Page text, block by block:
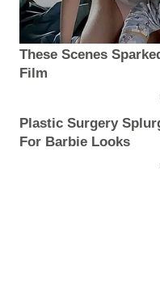
These Scenes
Film
Plastic Surgery
For Barbie Looks